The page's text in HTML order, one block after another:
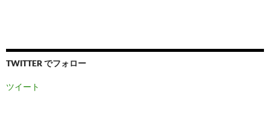
TWITTER でフォロー
ツイート